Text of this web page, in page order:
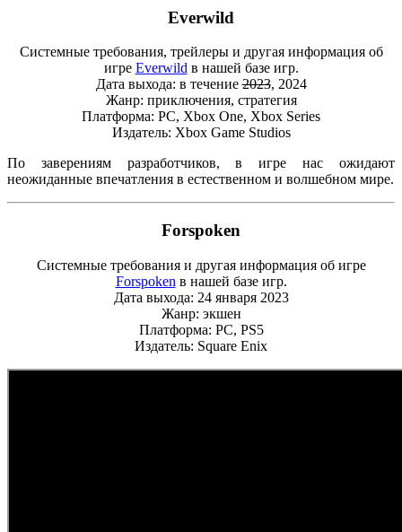
Everwild
Системные требования, трейлеры и другая информация об
игре Everwild в нашей базе игр.
Дата выхода: в течение2023, 2024
Жанр: приключения, стратегия
Платформа: PC, Xbox One, Xbox Series
Издатель: Xbox Game Studios
По заверениям разработчиков, в игре нас ожидают
неожиданные впечатления в естественном и волшебном мире.
Forspoken
Системные требования и другая информация об игре
Forspoken в нашей базе игр.
Дата выхода: 24 января 2023
Жанр: экшен
Платформа: PC, PS5
Издатель: Square Enix